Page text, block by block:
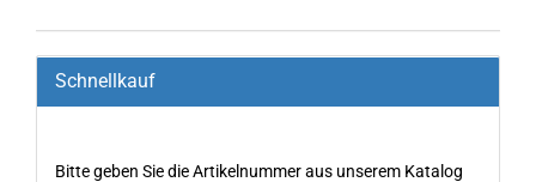
Schnellkauf
Bitte geben Sie die Artikelnummer aus unserem Katalog